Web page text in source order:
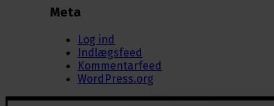
Meta
Log ind
Indlægsfeed
Kommentarfeed
WordPress.org